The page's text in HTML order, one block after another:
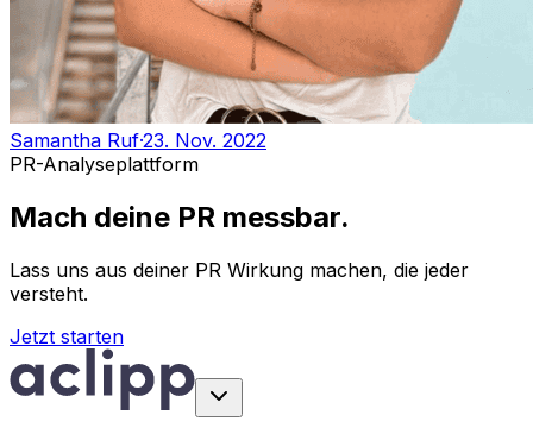
Samantha Ruf·23. Nov. 2022
PR-Analyseplattform
Mach deine PR messbar.
Lass uns aus deiner PR Wirkung machen, die jeder
versteht.
Jetzt starten